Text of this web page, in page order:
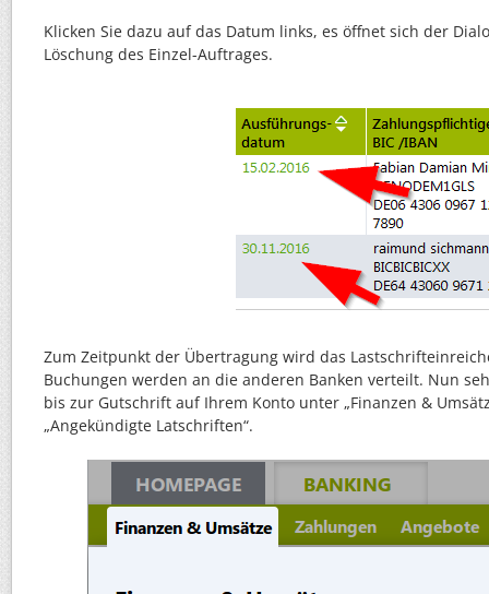
Klicken Sie dazu auf das Datum links, es öffnet sich der
Löschung des Einzel-Auftrages.
Zum Zeitpunkt der Übertragung wird das
Buchungen werden an die anderen Banken verteilt. Nun
bis zur Gutschrift auf Ihrem Konto unter „Finanzen &
„Angekündigte Latschriften“.